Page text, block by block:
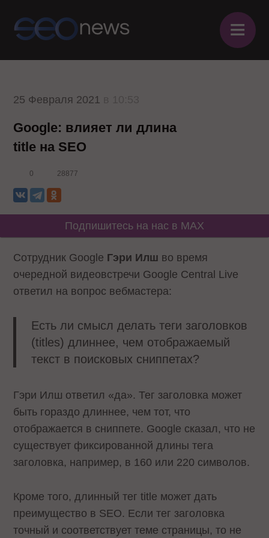
≡
25 Февраля 2021
Google: влияет ли длина
title на SEO
0 28877
Подпишитесь на нас в MAX
Сотрудник Google Гэри Илш во время
очередной видеовстречи Google Central Live
ответил на вопрос вебмастера:
Есть ли смысл делать теги заголовков
(titles) длиннее, чем отображаемый
текст в поисковых сниппетах?
Гэри Илш ответил «да». Тег заголовка может
быть гораздо длиннее, чем тот, что
отображается в сниппете. Google сказал, что не
существует фиксированной длины тега
заголовка, например, в 160 или 220 символов.
Кроме того, длинный тег title может дать
преимущество в SEO. Если тег заголовка
точный и соответствует теме страницы, то не